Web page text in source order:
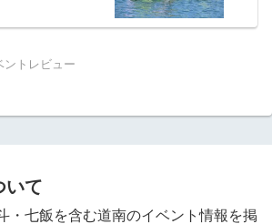
ントレビュー
いて
・七飯を含む道南のイベント情報を掲